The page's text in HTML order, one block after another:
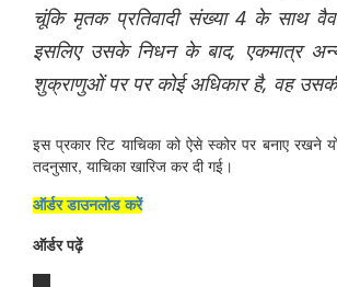
चूंकि मृतक प्रतिवादी संख्या 4 के साथ
इसलिए उसके निधन के बाद, एकमात्र
शुक्राणुओं पर पर कोई अधिकार है, वह
इस प्रकार रिट याचिका को ऐसे स्कोर पर बनाए रखने
तदनुसार, याचिका खारिज कर दी गई।
ऑर्डर डाउनलोड करें
ऑर्डर पढ़ें